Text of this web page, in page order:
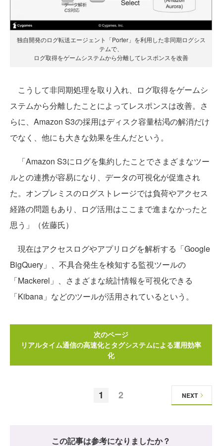
独自開発のログ転送エージェント「Porter」を利用した非同期ログシス
テムで、
ログ取得をゲームシステムから分離してレスポンスを改善
こうして非同期処理を取り入れ、ログ取得をゲームシ
ステムから分離したことによってレスポンスは改善。さ
らに、Amazon S3の採用はディスク容量枯渇の解消だけ
でなく、他にも大きな効果を生んだという。
「Amazon S3にログを集約したことでさまざまなツー
ルとの連携が容易になり、データの可視化が促進され
た。オンプレミスのログストレージでは負荷やアクセス
経路の問題もあり、ログ活用はここまで進まなかったと
思う」（佐藤氏）
現在はアクセスログやアプリログを解析する「Google
BigQuery」、不具合発生を検知する監視ツールの
「Mackerel」、さまざまな統計情報を可視化できる
「Kibana」などのツールが活用されているという。
次のページ
リアルタイム通信の高速化とタグシステムによる運用効率
化
1 2 NEXT
この記事は参考になりましたか？